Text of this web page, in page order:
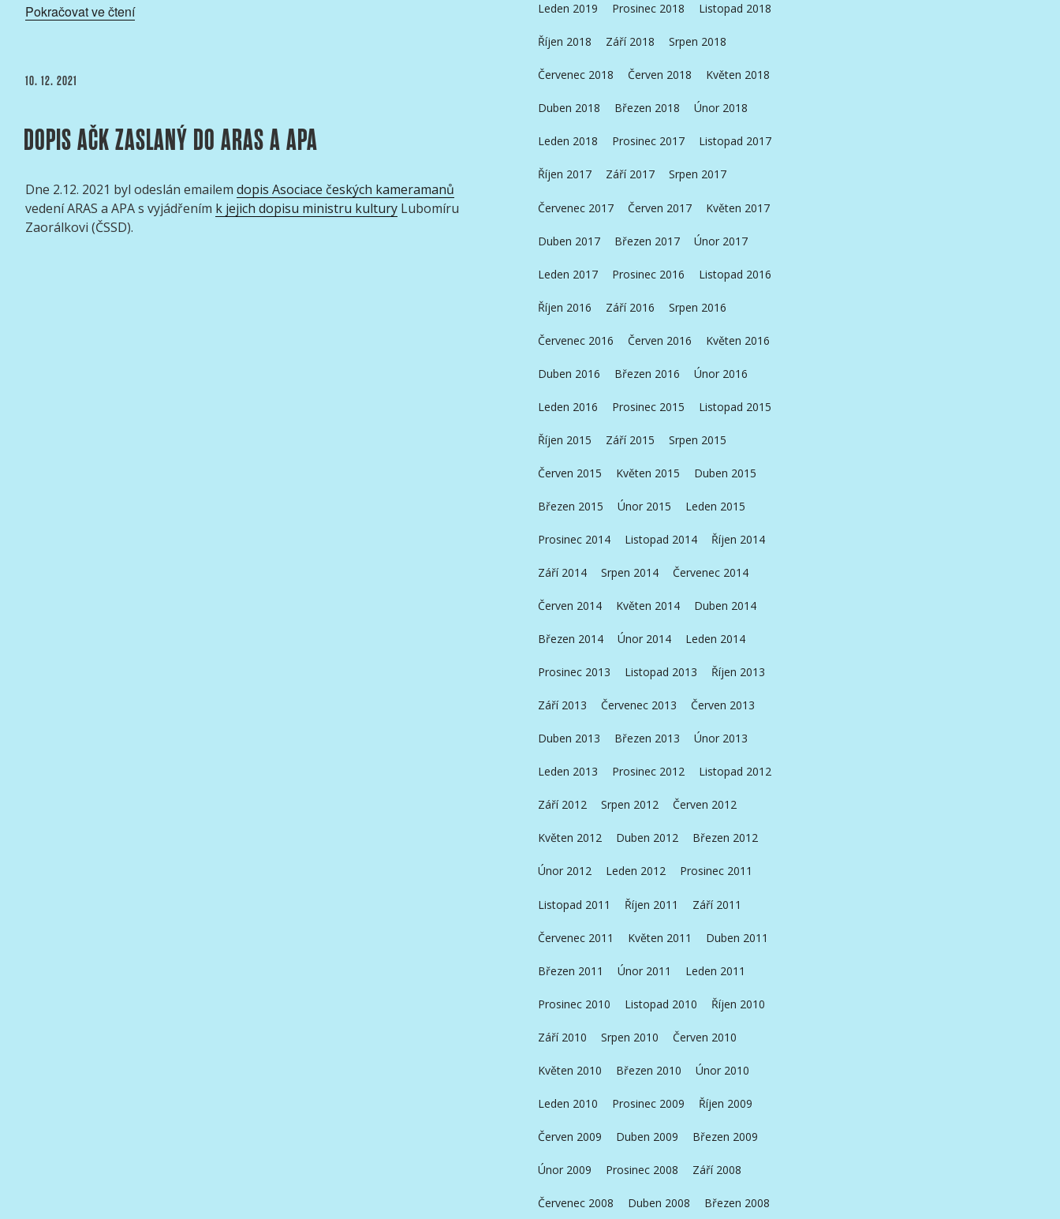
Pokračovat ve čtení„Zrušení
PUBLIKOVÁNO
10. 12. 2021
DOPIS AČK ZASLANÝ DO ARAS A APA
Dne 2.12. 2021 byl odeslán emailem dopis Asociace českých kameramanů
vedení ARAS a APA s vyjádřením k jejich dopisu ministru kultury Lubomíru
Zaorálkovi (ČSSD).
Leden 2019 Prosinec 2018 Listopad 2018
Říjen 2018 Září 2018 Srpen 2018
Červenec 2018 Červen 2018 Květen 2018
Duben 2018 Březen 2018 Únor 2018
Leden 2018 Prosinec 2017 Listopad 2017
Říjen 2017 Září 2017 Srpen 2017
Červenec 2017 Červen 2017 Květen 2017
Duben 2017 Březen 2017 Únor 2017
Leden 2017 Prosinec 2016 Listopad 2016
Říjen 2016 Září 2016 Srpen 2016
Červenec 2016 Červen 2016 Květen 2016
Duben 2016 Březen 2016 Únor 2016
Leden 2016 Prosinec 2015 Listopad 2015
Říjen 2015 Září 2015 Srpen 2015
Červen 2015 Květen 2015 Duben 2015
Březen 2015 Únor 2015 Leden 2015
Prosinec 2014 Listopad 2014 Říjen 2014
Září 2014 Srpen 2014 Červenec 2014
Červen 2014 Květen 2014 Duben 2014
Březen 2014 Únor 2014 Leden 2014
Prosinec 2013 Listopad 2013 Říjen 2013
Září 2013 Červenec 2013 Červen 2013
Duben 2013 Březen 2013 Únor 2013
Leden 2013 Prosinec 2012 Listopad 2012
Září 2012 Srpen 2012 Červen 2012
Květen 2012 Duben 2012 Březen 2012
Únor 2012 Leden 2012 Prosinec 2011
Listopad 2011 Říjen 2011 Září 2011
Červenec 2011 Květen 2011 Duben 2011
Březen 2011 Únor 2011 Leden 2011
Prosinec 2010 Listopad 2010 Říjen 2010
Září 2010 Srpen 2010 Červen 2010
Květen 2010 Březen 2010 Únor 2010
Leden 2010 Prosinec 2009 Říjen 2009
Červen 2009 Duben 2009 Březen 2009
Únor 2009 Prosinec 2008 Září 2008
Červenec 2008 Duben 2008 Březen 2008